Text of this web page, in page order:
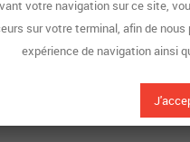
est toujours la même,
et proche de ses
votre navigation sur ce site,
sur votre terminal, afin de
expérience de navigation ainsi